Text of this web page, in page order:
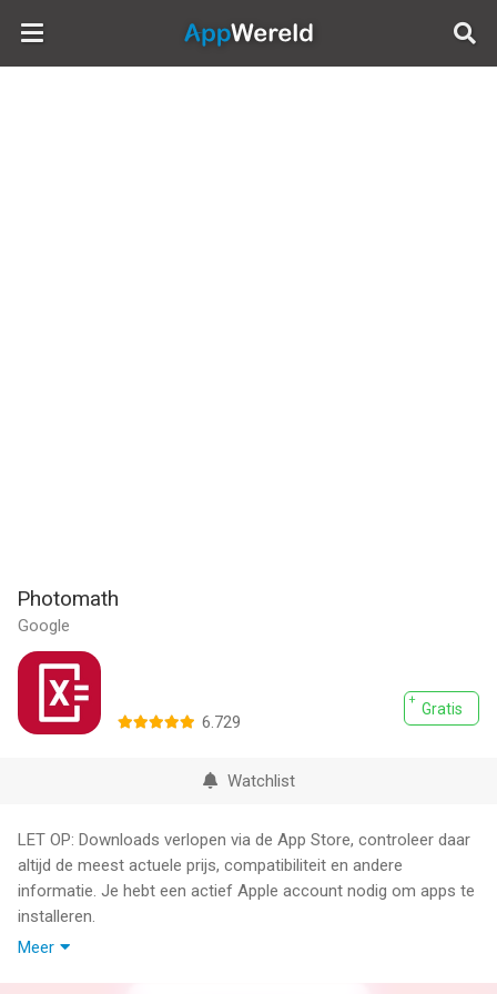
AppWereld
Photomath
Google
Gratis
6.729
Watchlist
LET OP: Downloads verlopen via de App Store, controleer daar
altijd de meest actuele prijs, compatibiliteit en andere
informatie. Je hebt een actief Apple account nodig om apps te
installeren.
Meer